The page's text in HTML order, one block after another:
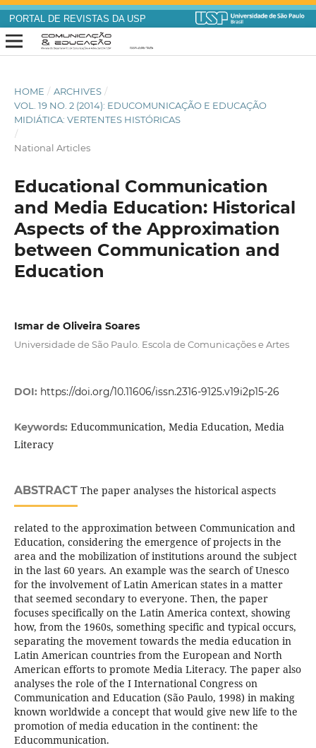
PORTAL DE REVISTAS DA USP
HOME / ARCHIVES /
VOL. 19 NO. 2 (2014): EDUCOMUNICAÇÃO E EDUCAÇÃO
MIDIÁTICA: VERTENTES HISTÓRICAS
/
National Articles
Educational Communication
and Media Education: Historical
Aspects of the Approximation
between Communication and
Education
Ismar de Oliveira Soares
Universidade de São Paulo. Escola de Comunicações e Artes
DOI: https://doi.org/10.11606/issn.2316-9125.v19i2p15-26
Keywords: Educommunication, Media Education, Media
Literacy
ABSTRACTThe paper analyses the historical aspects
related to the approximation between Communication and
Education, considering the emergence of projects in the
area and the mobilization of institutions around the subject
in the last 60 years. An example was the search of Unesco
for the involvement of Latin American states in a matter
that seemed secondary to everyone. Then, the paper
focuses specifically on the Latin America context, showing
how, from the 1960s, something specific and typical occurs,
separating the movement towards the media education in
Latin American countries from the European and North
American efforts to promote Media Literacy. The paper also
analyses the role of the I International Congress on
Communication and Education (São Paulo, 1998) in making
known worldwide a concept that would give new life to the
promotion of media education in the continent: the
Educommunication.